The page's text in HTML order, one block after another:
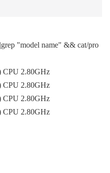
"model name" && cat/pro
CPU 2.80GHz
CPU 2.80GHz
CPU 2.80GHz
CPU 2.80GHz